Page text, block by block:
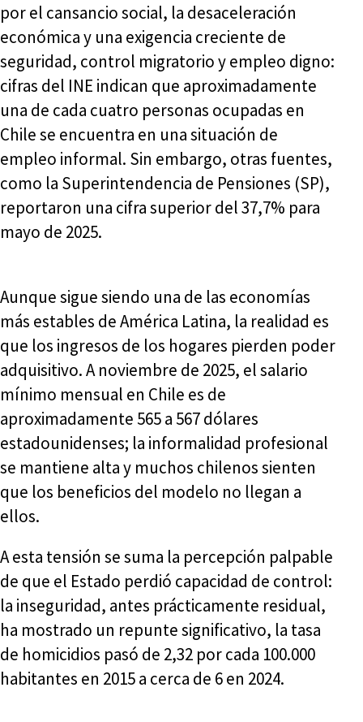
por el cansancio social, la desaceleración
económica y una exigencia creciente de
seguridad, control migratorio y empleo digno:
cifras del INE indican que aproximadamente
una de cada cuatro personas ocupadas en
Chile se encuentra en una situación de
empleo informal. Sin embargo, otras fuentes,
como la Superintendencia de Pensiones (SP),
reportaron una cifra superior del 37,7% para
mayo de 2025.
Aunque sigue siendo una de las economías
más estables de América Latina, la realidad es
que los ingresos de los hogares pierden poder
adquisitivo. A noviembre de 2025, el salario
mínimo mensual en Chile es de
aproximadamente 565 a 567 dólares
estadounidenses; la informalidad profesional
se mantiene alta y muchos chilenos sienten
que los beneficios del modelo no llegan a
ellos.
A esta tensión se suma la percepción palpable
de que el Estado perdió capacidad de control:
la inseguridad, antes prácticamente residual,
ha mostrado un repunte significativo, la tasa
de homicidios pasó de 2,32 por cada 100.000
habitantes en 2015 a cerca de 6 en 2024.